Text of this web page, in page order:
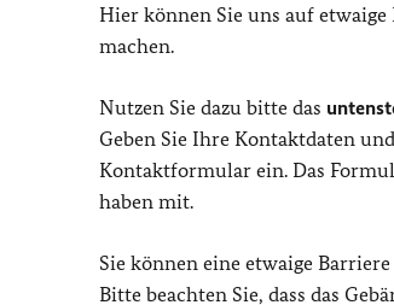
Hier können Sie uns auf
machen.
Nutzen Sie dazu bitte das
Geben Sie Ihre Kontaktdaten
Kontaktformular ein. Das
haben mit.
Sie können eine etwaige
Bitte beachten Sie, dass das